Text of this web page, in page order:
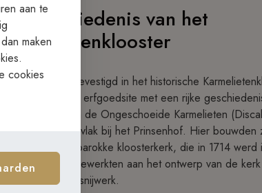
geschiedenis van het
Karmelietenklooster
Rustpunt is gevestigd in het historische
Gent, een unieke erfgoedsite met een rijke
In 1653 vestigden de Ongeschoeide Karmelieten
het Leeuwenhof, vlak bij het Prinsenhof. Hier
indrukwekkende barokke kloosterkerk, die in 1714
paters zelf meewerkten aan het ontwerp van de
het verfijnde houtsnijwerk.
aan te
maken
cookies